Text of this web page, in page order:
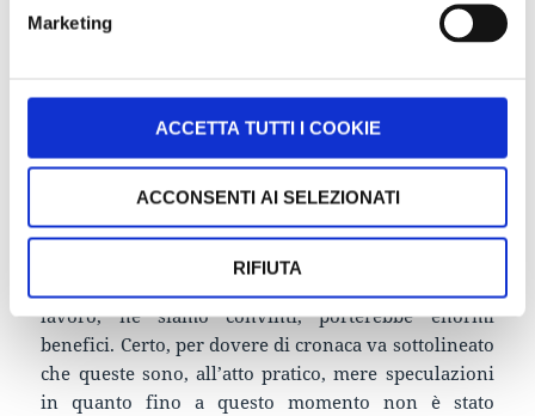
Marketing
ACCETTA TUTTI I COOKIE
ACCONSENTI AI SELEZIONATI
RIFIUTA
consuetudine, in qualunque ambito, risulta non
Questa tipologia di approccio alla formazione
gamificata potrebbe, sempre a nostro avviso,
produrre interessanti riscontri soprattutto
considerando i dati sopra riportati. Pensiamo infatti
alle dimensioni reali che quelle cifre implicano:
lavoro, ne siamo convinti, porterebbe enormi
benefici. Certo, per dovere di cronaca va sottolineato
che queste sono, all’atto pratico, mere speculazioni
in quanto fino a questo momento non è stato